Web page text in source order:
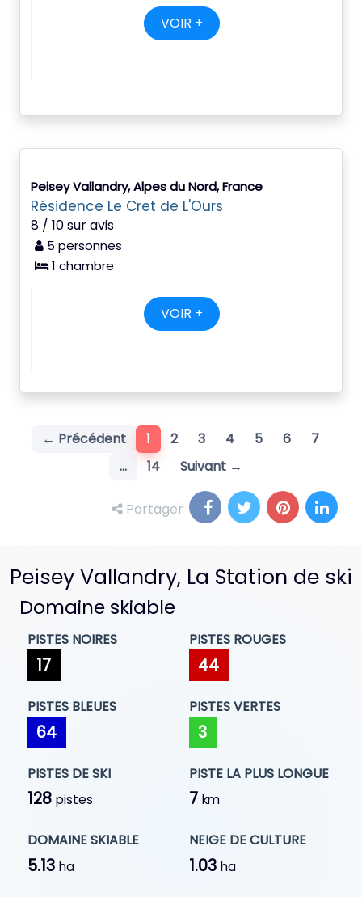
VOIR +
Peisey Vallandry, Alpes du Nord, France
Résidence Le Cret de L'Ours
8 / 10 sur avis
5 personnes
1 chambre
VOIR +
← Précédent 1 (current)
2 3 4 5 6
7
…
14 Suivant →
Partager
Peisey Vallandry, La Station de ski
Domaine skiable
PISTES NOIRES
17
PISTES ROUGES
44
PISTES BLEUES
64
PISTES VERTES
3
PISTES DE SKI
128 pistes
PISTE LA PLUS LONGUE
7 km
DOMAINE SKIABLE
5.13 ha
NEIGE DE CULTURE
1.03 ha